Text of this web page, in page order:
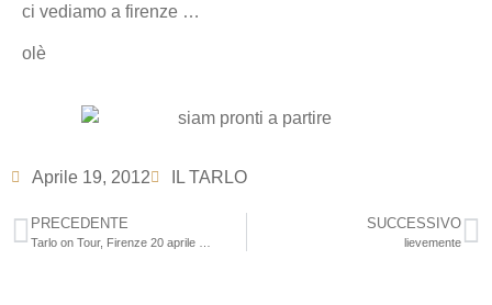
ci vediamo a firenze …
olè
Aprile 19, 2012 IL TARLO
PRECEDENTE
Tarlo on Tour, Firenze 20 aprile …
SUCCESSIVO
lievemente